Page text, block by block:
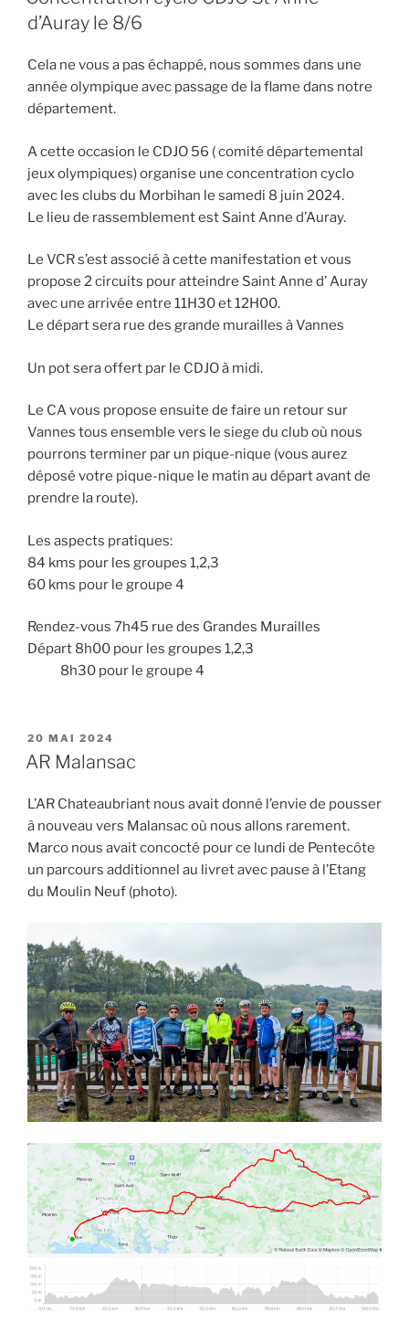
d’Auray le 8/6
Cela ne vous a pas échappé, nous sommes dans une
année olympique avec passage de la flame dans notre
département.
A cette occasion le CDJO 56 ( comité départemental
jeux olympiques) organise une concentration cyclo
avec les clubs du Morbihan le samedi 8 juin 2024.
Le lieu de rassemblement est Saint Anne d’Auray.
Le VCR s’est associé à cette manifestation et vous
propose 2 circuits pour atteindre Saint Anne d’ Auray
avec une arrivée entre 11H30 et 12H00.
Le départ sera rue des grande murailles à Vannes
Un pot sera offert par le CDJO à midi.
Le CA vous propose ensuite de faire un retour sur
Vannes tous ensemble vers le siege du club où nous
pourrons terminer par un pique-nique (vous aurez
déposé votre pique-nique le matin au départ avant de
prendre la route).
Les aspects pratiques:
84 kms pour les groupes 1,2,3
60 kms pour le groupe 4
Rendez-vous 7h45 rue des Grandes Murailles
Départ 8h00 pour les groupes 1,2,3
8h30 pour le groupe 4
PUBLIÉ
LE
20 MAI 2024
AR Malansac
L’AR Chateaubriant nous avait donné l’envie de pousser
à nouveau vers Malansac où nous allons rarement.
Marco nous avait concocté pour ce lundi de Pentecôte
un parcours additionnel au livret avec pause à l’Etang
du Moulin Neuf (photo).